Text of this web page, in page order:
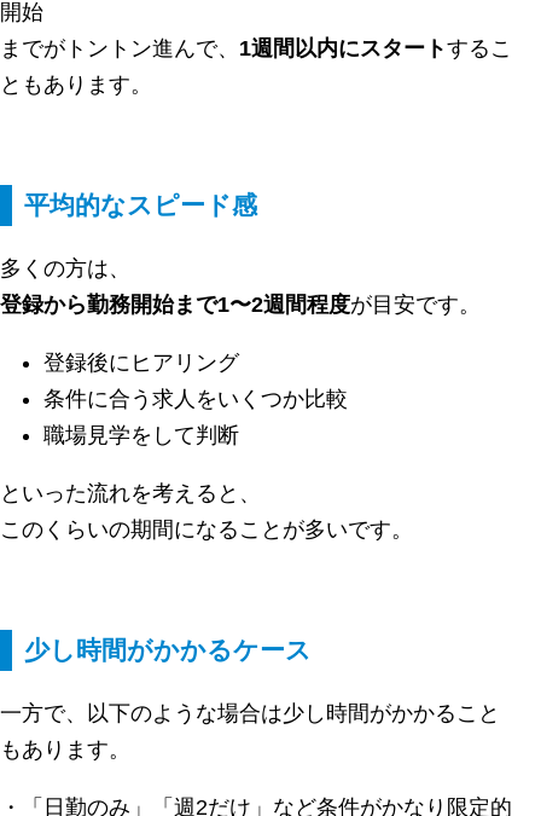
開始
までがトントン進んで、 1週間以内にスタートするこ
ともあります。
平均的なスピード感
多くの方は、
登録から勤務開始まで1〜2週間程度が目安です。
登録後にヒアリング
条件に合う求人をいくつか比較
職場見学をして判断
といった流れを考えると、
このくらいの期間になることが多いです。
少し時間がかかるケース
一方で、以下のような場合は少し時間がかかること
もあります。
・「日勤のみ」「週2だけ」など条件がかなり限定的